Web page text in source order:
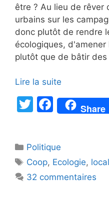
être ? Au lieu de rêver
urbains sur les
donc plutôt de rendre
écologiques,
plutôt que de bâtir
Lire la suite
T
er
F
a
e
b
o
Share
Catégories
Politique
Étiquettes
Coop, Ecologie, local
32 commentaires